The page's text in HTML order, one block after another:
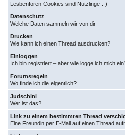
Lesbenforen-Cookies sind Nützlinge :-)
Datenschutz
Welche Daten sammeln wir von dir
Drucken
Wie kann ich einen Thread ausdrucken?
Einloggen
Ich bin registriert – aber wie logge ich mich
Forumsregeln
Wo finde ich die eigentlich?
Judschini
Wer ist das?
Link zu einem bestimmten Thread
Eine Freundin per E-Mail auf einen Thread